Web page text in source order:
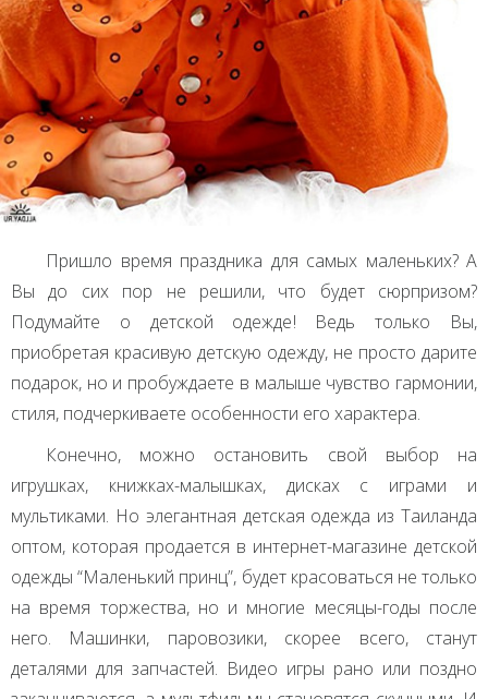
Пришло время праздника для самых маленьких? А
Вы до сих пор не решили, что будет сюрпризом?
Подумайте о детской одежде! Ведь только Вы,
приобретая красивую детскую одежду, не просто дарите
подарок, но и пробуждаете в малыше чувство гармонии,
стиля, подчеркиваете особенности его характера.
Конечно, можно остановить свой выбор на
игрушках, книжках-малышках, дисках с играми и
мультиками. Но элегантная детская одежда из Таиланда
оптом, которая продается в интернет-магазине детской
одежды “Маленький принц”, будет красоваться не только
на время торжества, но и многие месяцы-годы после
него. Машинки, паровозики, скорее всего, станут
деталями для запчастей. Видео игры рано или поздно